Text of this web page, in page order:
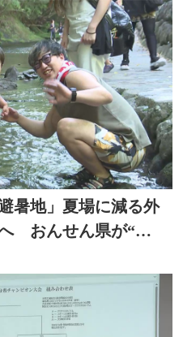
暑地」夏場に減る外
おんせん県が“涼